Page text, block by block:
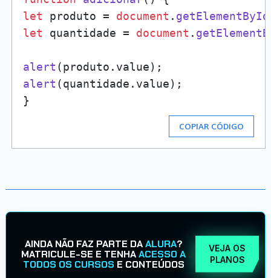
let produto = document . getElementById
let quantidade = document .
alert (produto. value
alert (quantidade. value);
COPIAR CÓDIGO
AINDA NÃO FAZ PARTE DAALURA?
MATRICULE-SE E TENHAACESSO A
TODOS OS CURSOS E CONTEÚDOS
VEJA OS
PLANOS